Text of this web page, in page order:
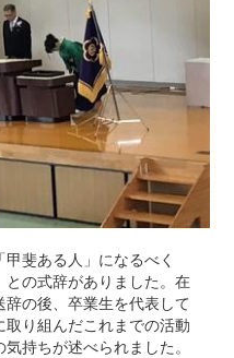
斐ある人」になるべく
との式辞がありました。在
の後、卒業生を代表して
り組んだこれまでの活動
持ちが述べられました。